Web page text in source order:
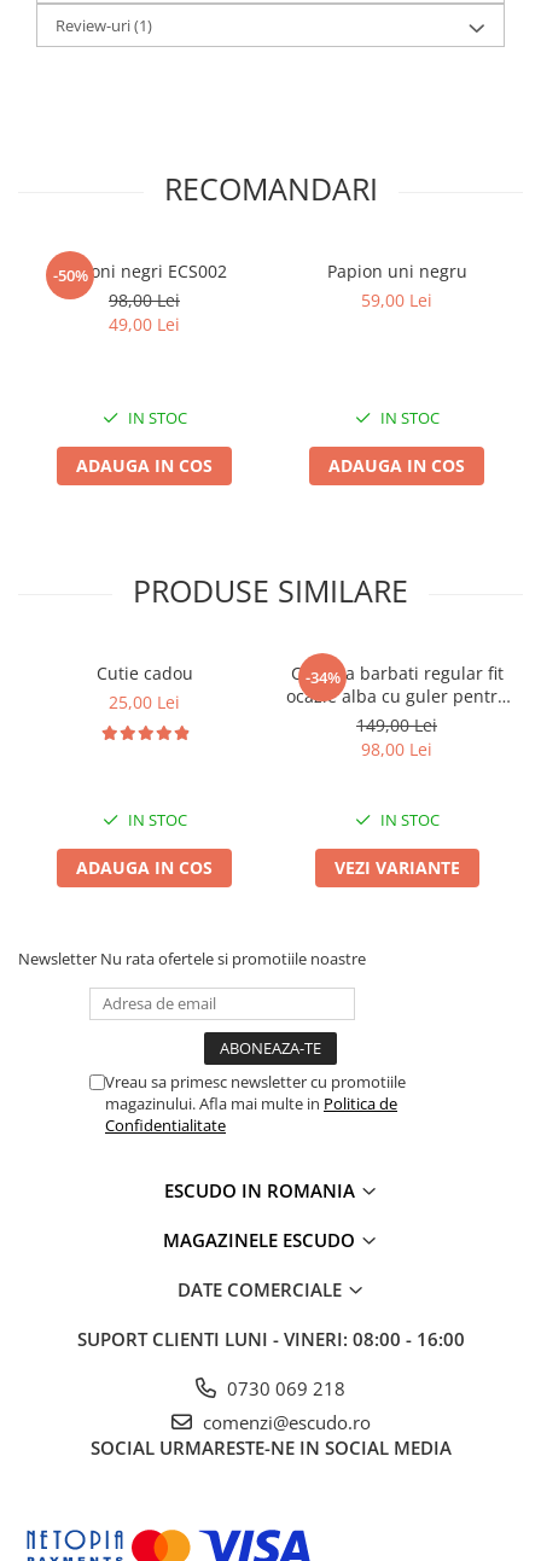
Review-uri(1)
RECOMANDARI
-50%
Butoni negri ECS002
98,00 Lei
49,00 Lei
IN STOC
ADAUGA IN COS
Papion uni negru
59,00 Lei
IN STOC
ADAUGA IN COS
PRODUSE SIMILARE
Cutie cadou
25,00 Lei
IN STOC
ADAUGA IN COS
-34%
Camasa barbati regular fit
ocazie alba cu guler pentru
papion
149,00 Lei
98,00 Lei
IN STOC
VEZI VARIANTE
Newsletter Nu rata ofertele si promotiile noastre
Vreau sa primesc newsletter cu promotiile
magazinului. Afla mai multe in Politica de
Confidentialitate
ESCUDO IN ROMANIA
MAGAZINELE ESCUDO
DATE COMERCIALE
SUPORT CLIENTI LUNI - VINERI: 08:00 - 16:00
0730 069 218
comenzi@escudo.ro
SOCIAL URMARESTE-NE IN SOCIAL MEDIA